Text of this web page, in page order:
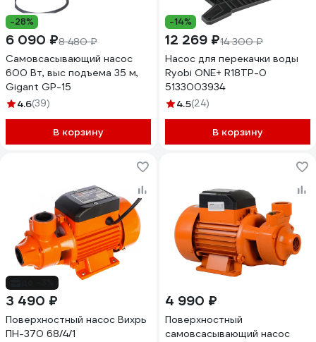
-28%
6 090 ₽8 480 ₽
Самовсасывающий насос
600 Вт, выс подъема 35 м,
Gigant GP-15
4.6(39)
В корзину
-14%
12 269 ₽14 300 ₽
Насос для перекачки воды
Ryobi ONE+ R18TP-0
5133003934
4.5(24)
В корзину
3 490 ₽
Поверхностный насос Вихрь
ПН-370 68/4/1
4 990 ₽
Поверхностный
самовсасывающий насос